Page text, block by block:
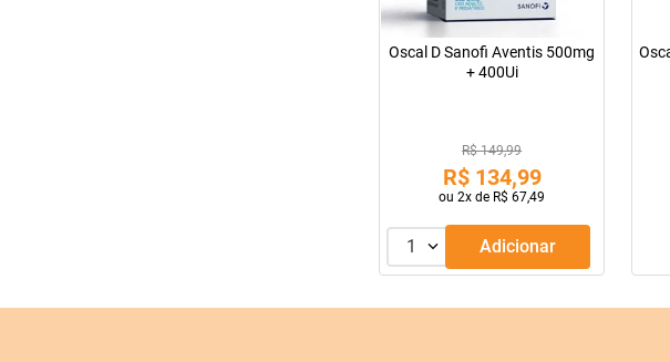
Oscal D Sanofi Aventis 500mg
+ 400Ui
R$ 149,99
R$ 134,99
ou2x de R$ 67,49
1 Adicionar